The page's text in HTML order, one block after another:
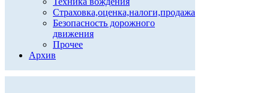
Страховка,оценка,налоги,продажа
Безопасность дорожного
движения
Прочее
Архив